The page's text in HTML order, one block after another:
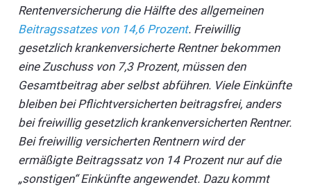
Rentenversicherung die Hälfte des allgemeinen
Beitragssatzes von 14,6 Prozent. Freiwillig
gesetzlich krankenversicherte Rentner bekommen
eine Zuschuss von 7,3 Prozent, müssen den
Gesamtbeitrag aber selbst abführen. Viele Einkünfte
bleiben bei Pflichtversicherten beitragsfrei, anders
bei freiwillig gesetzlich krankenversicherten Rentner.
Bei freiwillig versicherten Rentnern wird der
ermäßigte Beitragssatz von 14 Prozent nur auf die
„sonstigen“ Einkünfte angewendet. Dazu kommt